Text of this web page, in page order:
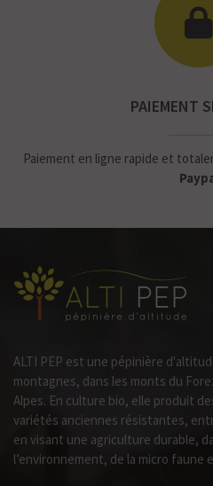
PAIEMENT
Paiement en ligne rapide et
ALTI PEP est une pépinière
montagnes, dans les monts du
Alpes. En culture bio, elle produit
variétés anciennes résistantes,
en visant une agriculture durable,
l’environnement, de la micro faune